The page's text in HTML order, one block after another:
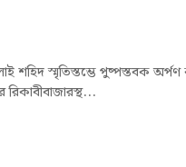
শহিদ স্মৃতিস্তম্ভে পুষ্পস্তবক অর্পণ